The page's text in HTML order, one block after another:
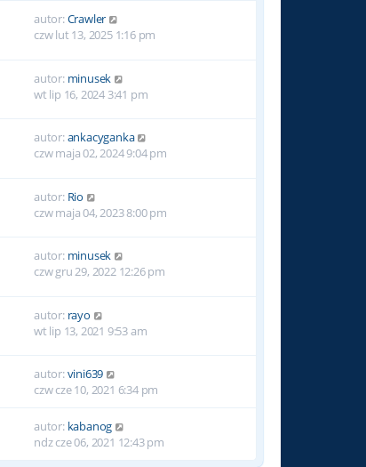
autor:Crawler
czw lut 13, 2025 1:16 pm
autor: minusek
wt lip 16, 2024 3:41 pm
autor:ankacyganka
czw maja 02, 2024 9:04 pm
autor: Rio
czw maja 04, 2023 8:00 pm
autor: minusek
czw gru 29, 2022 12:26 pm
autor: rayo
wt lip 13, 2021 9:53 am
autor:vini639
czw cze 10, 2021 6:34 pm
autor: kabanog
ndz cze 06, 2021 12:43 pm